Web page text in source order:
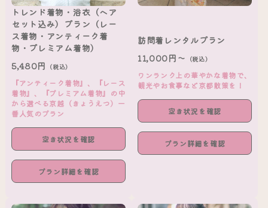
トレンド着物・浴衣（ヘア
セット込み）プラン（レー
ス着物・アンティーク着
物・プレミアム着物）
5,480円 （税込）
『アンティーク着物』、『レース
着物』、『プレミアム着物』の中
から選べる京越（きょうえつ）一
番人気のプラン
空き状況を確認
プラン詳細を確認
訪問着レンタルプラン
11,000円～ （税込）
ワンランク上の華やかな着物で、
観光やお食事など京都散策を！
空き状況を確認
プラン詳細を確認